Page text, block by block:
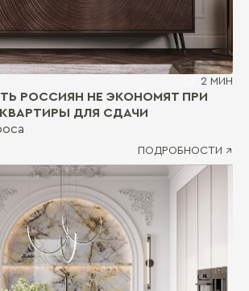
2 МИН
РОССИЯН НЕ ЭКОНОМЯТ ПРИ
ДЛЯ СДАЧИ
ПОДРОБНОСТИ ↗